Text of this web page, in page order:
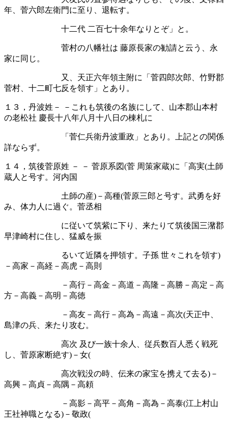
年、菅六郎左衛門に至り、退転す。
十二代 二百七十余年なりとぞ」と。
菅村の八幡社は 藤原長家の勧請と云う、永
家に同じ。
又、天正六年領主附に「菅四郎次郎、竹野郡
菅村、十二町七反を領す」とあり。
１３，丹波姓－ －これも筑後の名族にして、山本郡山本村
の老松社 慶長十八年八月十八日の棟札に
「菅仁兵衛丹波重政」とあり。上記との関係
詳ならず。
１４，筑後菅原姓 － － 菅原系図(菅 周策家蔵)に「高実(土師
蔵人と号す。河内国
土師の産) －高種(菅原三郎と号す。武勇を好
み、体力人に過ぐ。菅丞相
に従いて筑紫に下り、来たりて筑後国三潴郡
早津崎村に住し、猛威を振
るいて近隣を押領す。子孫 世々これを領す)
－高家－高経－高虎－高則
－高行－高金－高道－高隆－高勝－高定－高
方－高義－高明－高徳
－高友－高行－高為－高遠－高次(天正中、
島津の兵、来たり攻む。
高次 及び一族十余人、従兵数百人悉く戦死
し、菅原家断絶す) －女(
高次戦没の時、伝来の家宝を携えて去る) －
高興－高貞－高隅－高頼
－高影－高平－高角－高為－高泰(江上村山
王社神職となる) －敬政(